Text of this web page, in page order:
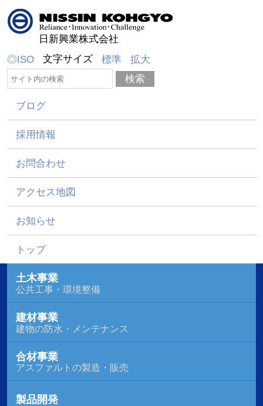
日新興業株式会社
◎ISO
文字サイズ 標準 拡大
ブログ
採用情報
お問合わせ
アクセス地図
お知らせ
トップ
土木事業
公共工事・環境整備
建材事業
建物の防水・メンテナンス
合材事業
アスファルトの製造・販売
製品開発